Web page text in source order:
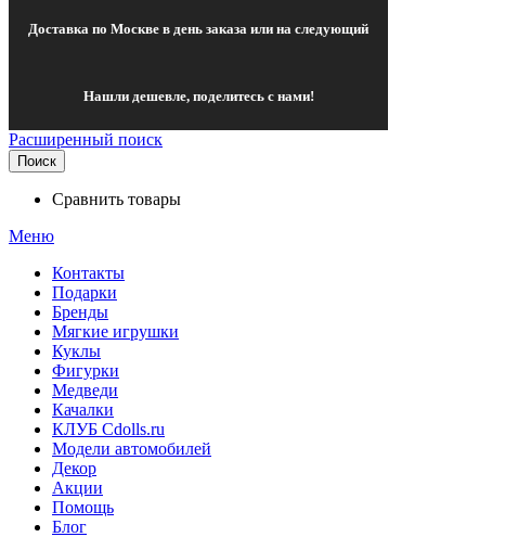
Доставка по Москве в день заказа или на следующий
Нашли дешевле, поделитесь с нами!
Расширенный поиск
Поиск
Сравнить товары
Меню
Контакты
Подарки
Бренды
Мягкие игрушки
Куклы
Фигурки
Медведи
Качалки
КЛУБ Cdolls.ru
Модели автомобилей
Декор
Акции
Помощь
Блог